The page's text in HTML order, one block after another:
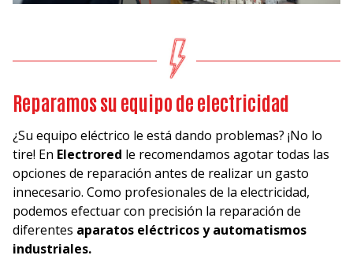
Reparamos su equipo de electricidad
¿Su equipo eléctrico le está dando problemas? ¡No lo
tire! En Electrored le recomendamos agotar todas las
opciones de reparación antes de realizar un gasto
innecesario. Como profesionales de la electricidad,
podemos efectuar con precisión la reparación de
diferentes aparatos eléctricos y automatismos
industriales.